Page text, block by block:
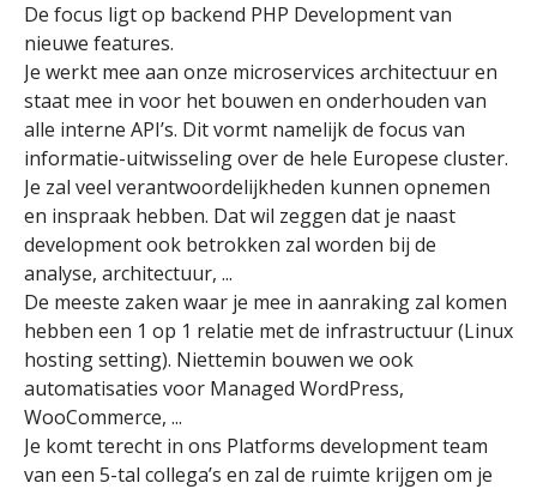
De focus ligt op backend PHP Development van
nieuwe features.
Je werkt mee aan onze microservices architectuur en
staat mee in voor het bouwen en onderhouden van
alle interne API’s. Dit vormt namelijk de focus van
informatie-uitwisseling over de hele Europese cluster.
Je zal veel verantwoordelijkheden kunnen opnemen
en inspraak hebben. Dat wil zeggen dat je naast
development ook betrokken zal worden bij de
analyse, architectuur, ...
De meeste zaken waar je mee in aanraking zal komen
hebben een 1 op 1 relatie met de infrastructuur (Linux
hosting setting). Niettemin bouwen we ook
automatisaties voor Managed WordPress,
WooCommerce, ...
Je komt terecht in ons Platforms development team
van een 5-tal collega’s en zal de ruimte krijgen om je